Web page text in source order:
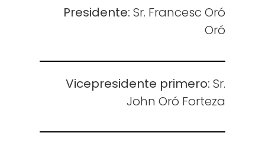
Presidente: Sr. Francesc Oró
Oró
Vicepresidente primero: Sr.
John Oró Forteza